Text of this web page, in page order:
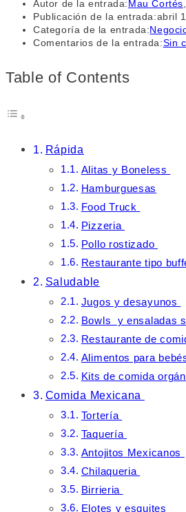
Autor de la entrada:Mau Cortés
Publicación de la entrada:abril
Categoría de la entrada:
Comentarios de la entrada:Sin
Table of Contents
Rápida
Alitas y Boneless
Hamburguesas
Food Truck
Pizzeria
Pollo rostizado
Restaurante tipo
Saludable
Jugos y desayunos
Bowls y ensaladas
Restaurante de
Alimentos para
Kits de comida
Comida Mexicana
Tortería
Taquería
Antojitos Mexicanos
Chilaqueria
Birrieria
Elotes y esquites